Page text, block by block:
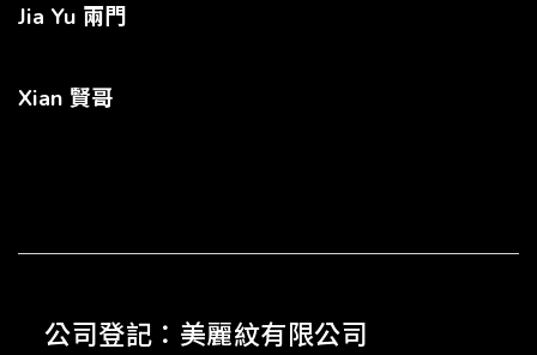
Jia Yu 兩門
Xian 賢哥
公司登記：美麗紋有限公司